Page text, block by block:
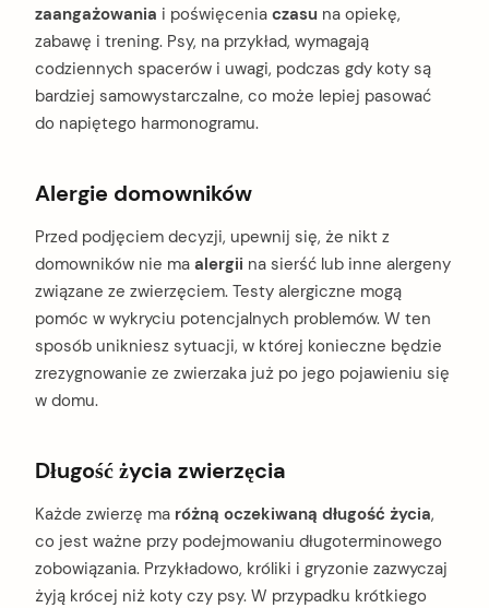
zaangażowania i poświęcenia czasu na opiekę,
zabawę i trening. Psy, na przykład, wymagają
codziennych spacerów i uwagi, podczas gdy koty są
bardziej samowystarczalne, co może lepiej pasować
do napiętego harmonogramu.
Alergie domowników
Przed podjęciem decyzji, upewnij się, że nikt z
domowników nie ma alergii na sierść lub inne alergeny
związane ze zwierzęciem. Testy alergiczne mogą
pomóc w wykryciu potencjalnych problemów. W ten
sposób unikniesz sytuacji, w której konieczne będzie
zrezygnowanie ze zwierzaka już po jego pojawieniu się
w domu.
Długość życia zwierzęcia
Każde zwierzę ma różną oczekiwaną długość życia,
co jest ważne przy podejmowaniu długoterminowego
zobowiązania. Przykładowo, króliki i gryzonie zazwyczaj
żyją krócej niż koty czy psy. W przypadku krótkiego